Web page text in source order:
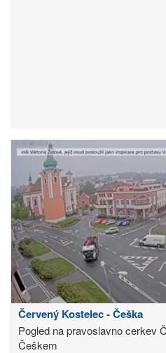
Červený Kostelec - Češka
Pogled na pravoslavno cerkev
Češkem